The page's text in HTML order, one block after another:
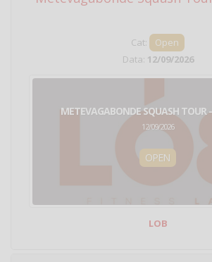
Cat:
Open
Data: 12/09/2026
METEVAGABONDE SQUASH TOUR
12/09/2026
OPEN
LOB